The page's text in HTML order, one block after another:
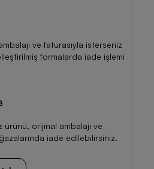
ve faturasıyla isterseniz
formalarda iade işlemi
orijinal ambalajı ve
iade edilebilirsiniz.